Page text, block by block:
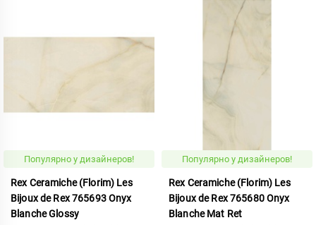
Популярно у дизайнеров!
Rex Ceramiche (Florim) Les
Bijoux de Rex 765693 Onyx
Blanche Glossy
Популярно у дизайнеров!
Rex Ceramiche (Florim) Les
Bijoux de Rex 765680 Onyx
Blanche Mat Ret